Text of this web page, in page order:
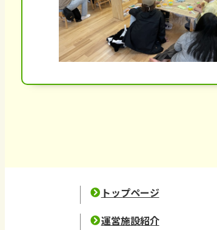
トップページ
運営施設紹介